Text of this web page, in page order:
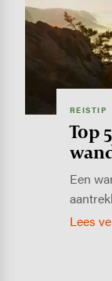
REISTIP
Top
Een
Lees